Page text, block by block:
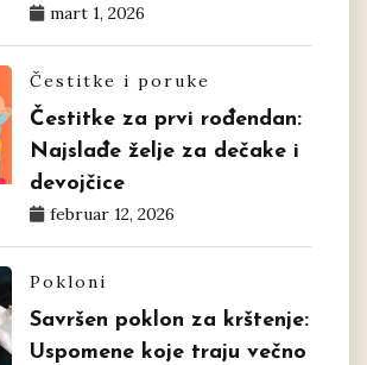
mart 1, 2026
Čestitke i poruke
Čestitke za prvi rođendan:
Najslađe želje za dečake i
devojčice
februar 12, 2026
Pokloni
Savršen poklon za krštenje:
Uspomene koje traju večno